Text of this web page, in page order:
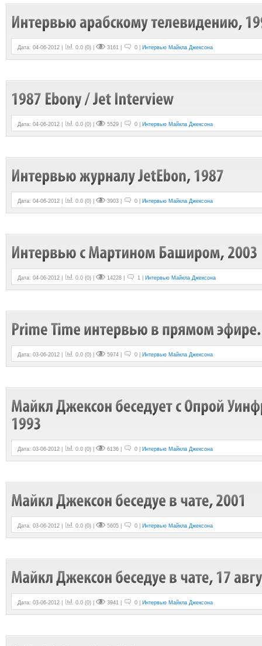
Дата: 04-06-2012 | 0.0 (0) | 3161 | 0 | Интервью Майкла Джексона
Дата: 04-06-2012 | 0.0 (0) | 5529 | 0 | Интервью Майкла Джексона
Дата: 04-06-2012 | 0.0 (0) | 3903 | 0 | Интервью Майкла Джексона
Дата: 04-06-2012 | 0.0 (0) | 14228 | 1 | Интервью Майкла Джексона
Дата: 03-06-2012 | 0.0 (0) | 5974 | 0 | Интервью Майкла Джексона
Дата: 03-06-2012 | 0.0 (0) | 6136 | 0 | Интервью Майкла Джексона
Дата: 03-06-2012 | 0.0 (0) | 5605 | 0 | Интервью Майкла Джексона
Дата: 03-06-2012 | 0.0 (0) | 3941 | 0 | Интервью Майкла Джексона